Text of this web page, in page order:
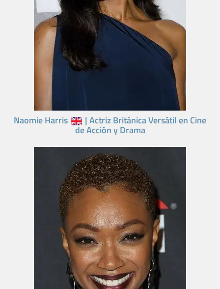
Naomie Harris | Actriz Británica Versátil en Cine
de Acción y Drama